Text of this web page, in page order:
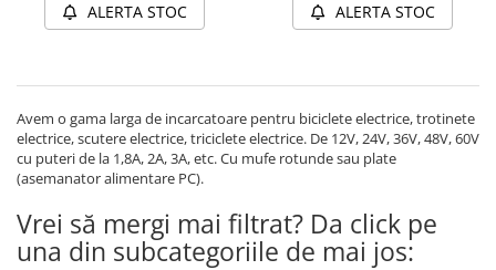
ALERTA STOC ALERTA STOC
Avem o gama larga de incarcatoare pentru biciclete electrice, trotinete
electrice, scutere electrice, triciclete electrice. De 12V, 24V, 36V, 48V, 60V
cu puteri de la 1,8A, 2A, 3A, etc. Cu mufe rotunde sau plate
(asemanator alimentare PC).
Vrei să mergi mai filtrat? Da click pe
una din subcategoriile de mai jos: